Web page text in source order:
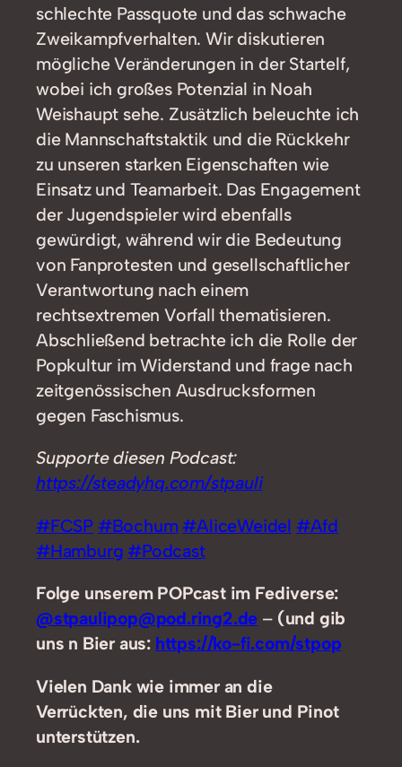
schlechte Passquote und das schwache
Zweikampfverhalten. Wir diskutieren
mögliche Veränderungen in der Startelf,
wobei ich großes Potenzial in Noah
Weishaupt sehe. Zusätzlich beleuchte ich
die Mannschaftstaktik und die Rückkehr
zu unseren starken Eigenschaften wie
Einsatz und Teamarbeit. Das Engagement
der Jugendspieler wird ebenfalls
gewürdigt, während wir die Bedeutung
von Fanprotesten und gesellschaftlicher
Verantwortung nach einem
rechtsextremen Vorfall thematisieren.
Abschließend betrachte ich die Rolle der
Popkultur im Widerstand und frage nach
zeitgenössischen Ausdrucksformen
gegen Faschismus.
Supporte diesen Podcast:
https://steadyhq.com/stpauli
#FCSP #Bochum #AliceWeidel #Afd
#Hamburg #Podcast
Folge unserem POPcast im Fediverse:
@stpaulipop@pod.ring2.de – (und gib
uns n Bier aus: https://ko-fi.com/stpop
Vielen Dank wie immer an die
Verrückten, die uns mit Bier und Pinot
unterstützen.